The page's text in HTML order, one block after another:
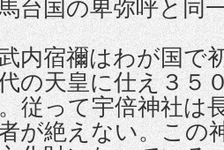
台国の卑弥呼と同
宿禰はわが国で
の天皇に仕え３５
従って宇倍神社は
が絶えない。この